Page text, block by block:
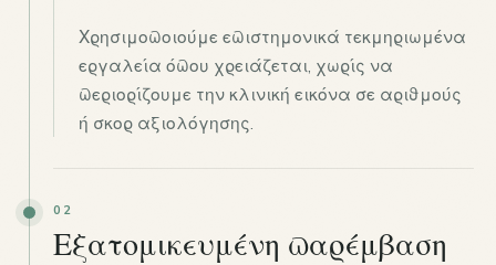
Χρησιμοποιούμε επιστημονικά τεκμηριωμένα
εργαλεία όπου χρειάζεται, χωρίς να
περιορίζουμε την κλινική εικόνα σε αριθμούς
ή σκορ αξιολόγησης.
02
Εξατομικευμένη παρέμβαση